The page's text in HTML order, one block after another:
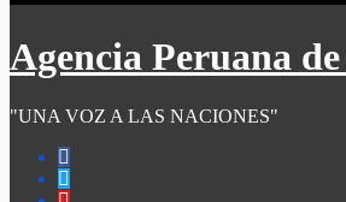
Agencia Peruana
"UNA VOZ A LAS NACIONES"